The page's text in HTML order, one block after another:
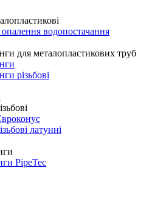
водопостачання
для металопластикових труб
різьбові
латунні
PipeTec